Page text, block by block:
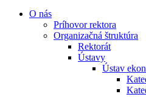
O nás
Príhovor rektora
Organizačná štruktúra
Rektorát
Ústavy
Ústav